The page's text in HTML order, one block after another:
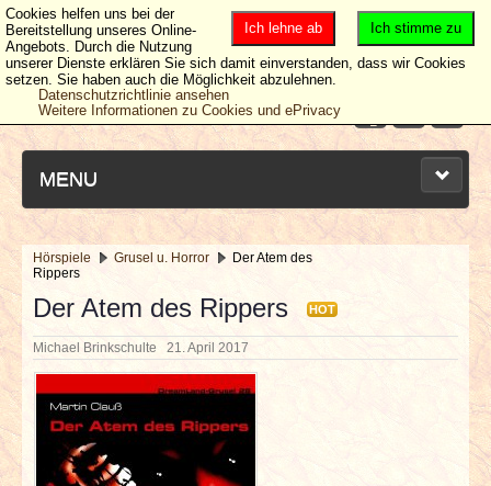
MENU
NEUESTE ARTIKEL
NEWS & DATES
BERICHTE
VERLOSUNGEN
Hörspiele Grusel u. Horror
Der Atem des
Rippers
Der Atem des Rippers HOT
Michael Brinkschulte 21. April 2017
Ich stimme zu
Ich lehne ab
Cookies helfen uns bei der
Bereitstellung unseres Online-
Angebots. Durch die Nutzung
unserer Dienste erklären Sie sich damit einverstanden, dass wir Cookies
setzen. Sie haben auch die Möglichkeit abzulehnen.
Datenschutzrichtlinie ansehen
Weitere Informationen zu Cookies und ePrivacy